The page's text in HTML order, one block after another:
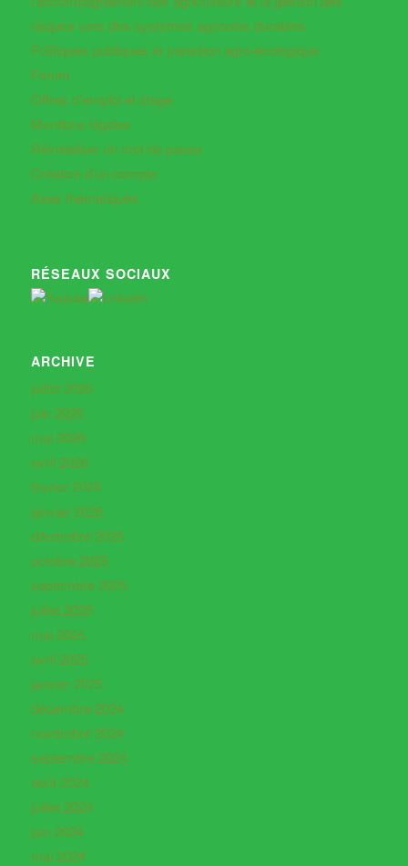
risques vers des systèmes agricoles durables
Politiques publiques et transition agro-écologique
Forum
Offres d’emploi et stage
Mentions légales
Réinitialiser un mot de passe
Création d’un compte
Axes thématiques
RÉSEAUX SOCIAUX
ARCHIVE
juillet 2026
juin 2026
mai 2026
avril 2026
février 2026
janvier 2026
décembre 2025
octobre 2025
septembre 2025
juillet 2025
mai 2025
avril 2025
janvier 2025
décembre 2024
novembre 2024
septembre 2024
août 2024
juillet 2024
juin 2024
mai 2024